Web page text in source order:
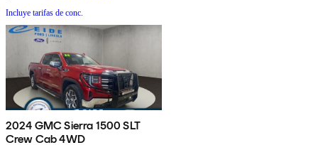
Incluye tarifas de conc.
2024 GMC Sierra 1500 SLT
Crew Cab 4WD